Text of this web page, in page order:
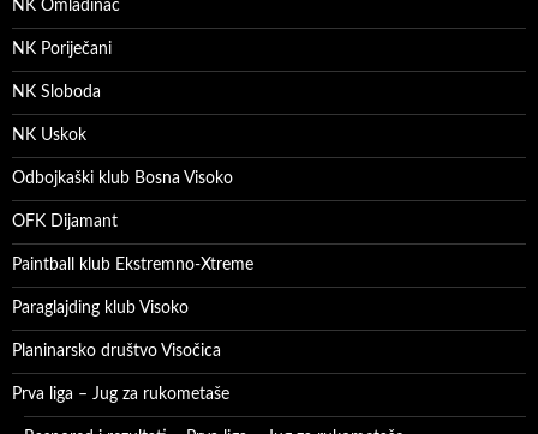
NK Omladinac
NK Poriječani
NK Sloboda
NK Uskok
Odbojkaški klub Bosna Visoko
OFK Dijamant
Paintball klub Ekstremno-Xtreme
Paraglajding klub Visoko
Planinarsko društvo Visočica
Prva liga – Jug za rukometaše